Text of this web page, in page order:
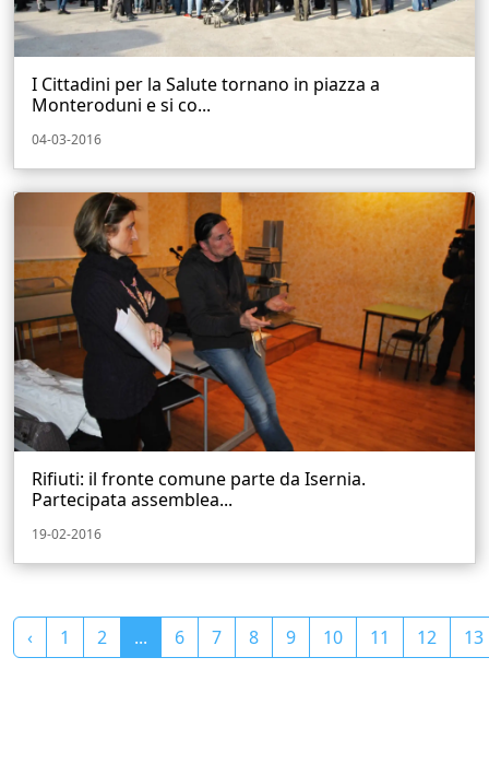
I Cittadini per la Salute tornano in piazza a
Monteroduni e si co...
04-03-2016
Rifiuti: il fronte comune parte da Isernia.
Partecipata assemblea...
19-02-2016
‹ 1 2 ... 6 7 8 9 10 11 12 13